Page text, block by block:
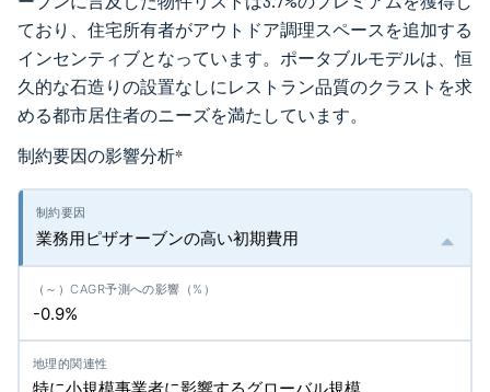
ており、住宅所有者がアウトドア調理スペースを追加する
インセンティブとなっています。ポータブルモデルは、恒
久的な石造りの設置なしにレストラン品質のクラストを求
める都市居住者のニーズを満たしています。
制約要因の影響分析*
業務用ピザオーブンの高い初期費用
-0.9%